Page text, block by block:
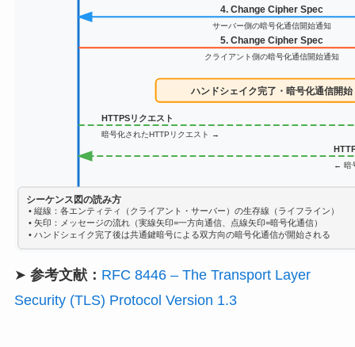
4. Change Cipher Spec
サーバー側の暗号化通信開始通知
5. Change Cipher Spec
クライアント側の暗号化通信開始通知
ハンドシェイク完了・暗号化通信開始
HTTPSリクエスト
暗号化されたHTTPリクエスト →
← 暗
シーケンス図の読み方
• 縦線：各エンティティ（クライアント・サーバー）の生存線（ライフライン）
• 矢印：メッセージの流れ（実線矢印=一方向通信、点線矢印=暗号化通信）
• ハンドシェイク完了後は共通鍵暗号による双方向の暗号化通信が開始される
➤ 参考文献： RFC 8446 – The Transport Layer
Security (TLS) Protocol Version 1.3